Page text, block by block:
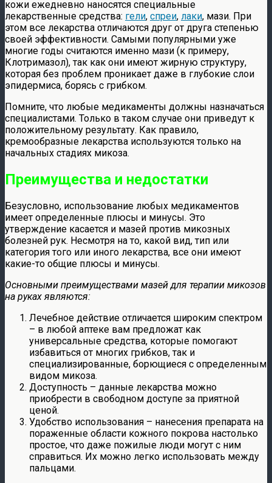
кожи ежедневно наносятся специальные
лекарственные средства: гели, спреи, лаки, мази. При
этом все лекарства отличаются друг от друга степенью
своей эффективности. Самыми популярными уже
многие годы считаются именно мази (к примеру,
Клотримазол), так как они имеют жирную структуру,
которая без проблем проникает даже в глубокие слои
эпидермиса, борясь с грибком.
Помните, что любые медикаменты должны назначаться
специалистами. Только в таком случае они приведут к
положительному результату. Как правило,
кремообразные лекарства используются только на
начальных стадиях микоза.
Преимущества и недостатки
Безусловно, использование любых медикаментов
имеет определенные плюсы и минусы. Это
утверждение касается и мазей против микозных
болезней рук. Несмотря на то, какой вид, тип или
категория того или иного лекарства, все они имеют
какие-то общие плюсы и минусы.
Основными преимуществами мазей для терапии микозов
на руках являются:
Лечебное действие отличается широким спектром
– в любой аптеке вам предложат как
универсальные средства, которые помогают
избавиться от многих грибков, так и
специализированные, борющиеся с определенным
видом микоза.
Доступность – данные лекарства можно
приобрести в свободном доступе за приятной
ценой.
Удобство использования – нанесения препарата на
пораженные области кожного покрова настолько
простое, что даже пожилые люди могут с ним
справиться. Их можно легко использовать между
пальцами.